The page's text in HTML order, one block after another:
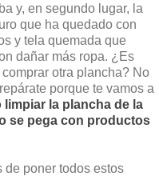
y, en segundo lugar, la
que ha quedado con
y tela quemada que
dañar más ropa. ¿Es
otra plancha? No
porque te vamos a
limpiar la plancha de la
se pega con productos
de poner todos estos